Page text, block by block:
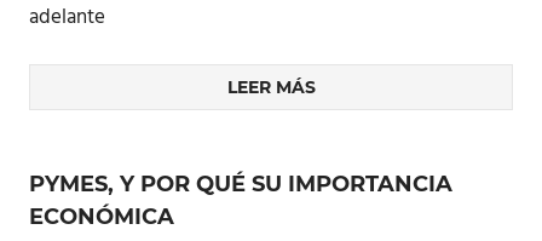
adelante
LEER MÁS
PYMES, Y POR QUÉ SU IMPORTANCIA
ECONÓMICA